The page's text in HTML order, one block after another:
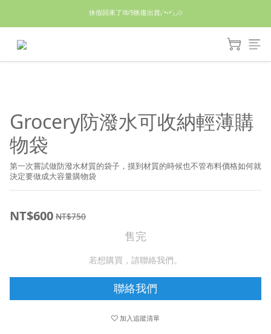
休假回來了!8/5恢復出貨₍˄•༝•˄₎◞✩
休假回來了!8/5恢復出貨₍˄•༝•˄₎◞✩
亮綠澎澎夾棉立體相機包 預購中! 製作有點延遲預計八月中出貨
Grocery防潑水可收納輕薄購
物袋
第一次嘗試做防潑水材質的袋子，摸到材質的時候也不管布料價格如何就
決定要做成大容量購物袋
NT$600 NT$750
售完
若想購買，請聯絡我們。
聯絡我們
加入追蹤清單